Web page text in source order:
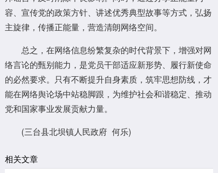
容、宣传党的政策方针、讲述优秀典型故事等方式，弘扬
主旋律，传播正能量，营造清朗网络空间。
总之，在网络信息纷繁复杂的时代背景下，增强对网
络言论的甄别能力，是党员干部适应新形势、履行新使命
的必然要求。只有不断提升自身素质，筑牢思想防线，才
能在网络舆论场中站稳脚跟，为维护社会和谐稳定、推动
党和国家事业发展贡献力量。
(三台县北坝镇人民政府 何乐)
相关文章